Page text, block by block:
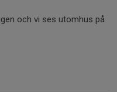
och vi ses utomhus på